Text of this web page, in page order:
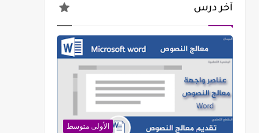
آخر درس
الأولى متوسط